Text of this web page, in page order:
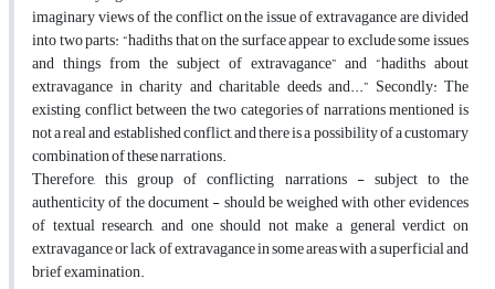
imaginary views of the conflict on the issue of extravagance are divided
into two parts: “hadiths that on the surface appear to exclude some issues
and things from the subject of extravagance” and “hadiths about
extravagance in charity and charitable deeds and...” Secondly: The
existing conflict between the two categories of narrations mentioned is
not a real and established conflict, and there is a possibility of a customary
combination of these narrations.
Therefore, this group of conflicting narrations - subject to the
authenticity of the document - should be weighed with other evidences
of textual research, and one should not make a general verdict on
extravagance or lack of extravagance in some areas with a superficial and
brief examination.